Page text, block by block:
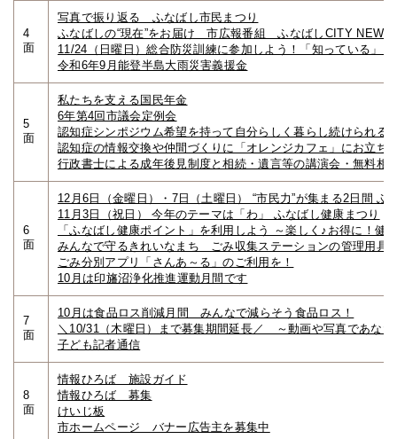
4
面
写真で振り返る ふなばし市民まつり
ふなばしの“現在”をお届け 市広報番組 ふなばしCITY NEWS
11/24（日曜日）総合防災訓練に参加しよう！「知っている」
令和6年9月能登半島大雨災害義援金
5
面
私たちを支える国民年金
6年第4回市議会定例会
認知症シンポジウム希望を持って自分らしく暮らし続けられ
認知症の情報交換や仲間づくりに「オレンジカフェ」にお立ち
行政書士による成年後見制度と相続・遺言等の講演会・無料相
6
面
12月6日（金曜日）・7日（土曜日） “市民力”が集まる2日間
11月3日（祝日） 今年のテーマは「わ」 ふなばし健康まつり
「ふなばし健康ポイント」を利用しよう ～楽しく♪お得に！健
みんなで守るきれいなまち ごみ収集ステーションの管理用具
ごみ分別アプリ「さんあ～る」のご利用を！
10月は印旛沼浄化推進運動月間です
7
面
10月は食品ロス削減月間 みんなで減らそう食品ロス！
＼10/31（木曜日）まで募集期間延長／ ～動画や写真であな
子ども記者通信
8
面
情報ひろば 施設ガイド
情報ひろば 募集
けいじ板
市ホームページ バナー広告主を募集中